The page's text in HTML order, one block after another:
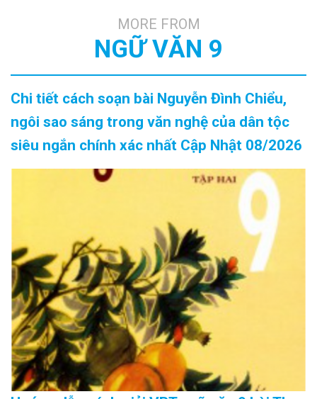
MORE FROM
NGỮ VĂN 9
Chi tiết cách soạn bài Nguyễn Đình Chiểu,
ngôi sao sáng trong văn nghệ của dân tộc
siêu ngắn chính xác nhất Cập Nhật 08/2026